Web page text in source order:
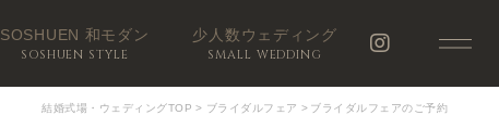
SOSHUEN 和モダン
SOSHUEN STYLE
少人数ウェディング
SMALL WEDDING
結婚式場・ウェディングTOP > ブライダルフェア > ブライダルフェアのご予約